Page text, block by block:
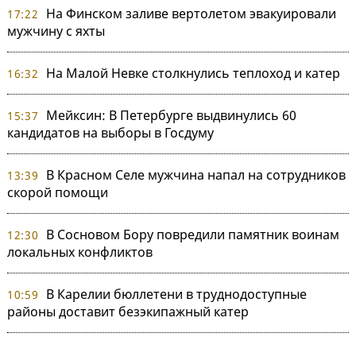
17:22
На Финском заливе вертолетом эвакуировали
мужчину с яхты
16:32 На Малой Невке столкнулись теплоход и катер
15:37
Мейксин: В Петербурге выдвинулись 60
кандидатов на выборы в Госдуму
13:39
В Красном Селе мужчина напал на сотрудников
скорой помощи
12:30
В Сосновом Бору повредили памятник воинам
локальных конфликтов
10:59
В Карелии бюллетени в труднодоступные
районы доставит безэкипажный катер